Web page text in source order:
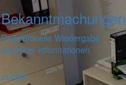
Bekanntmachungen
Redaktionelle Wiedergabe
amtlicher Informationen
publish